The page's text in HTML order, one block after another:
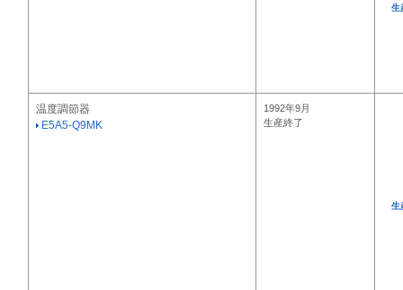
生
温度調節器
E5A5-Q9MK
1992年9月
生産終了
生